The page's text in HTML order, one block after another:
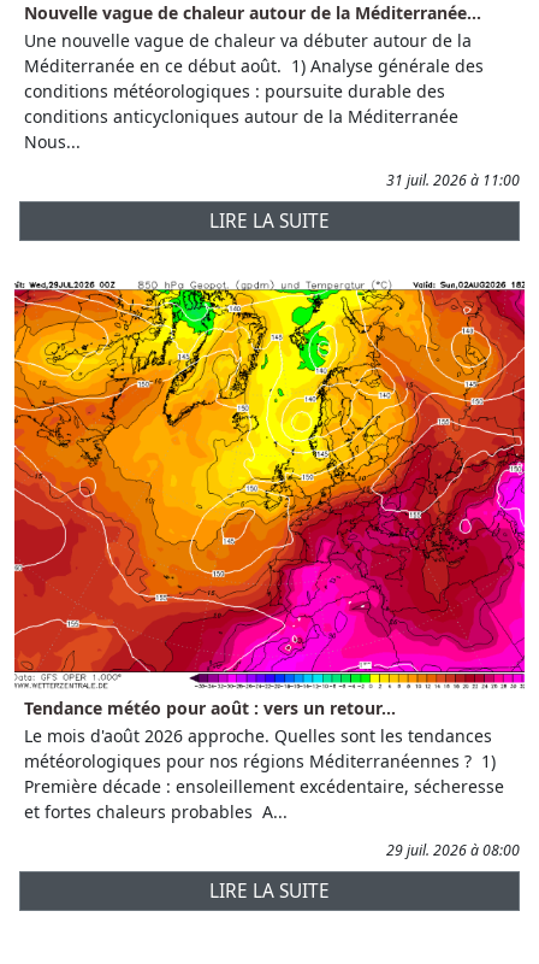
Nouvelle vague de chaleur autour de la Méditerranée...
Une nouvelle vague de chaleur va débuter autour de la
Méditerranée en ce début août. 1) Analyse générale des
conditions météorologiques : poursuite durable des
conditions anticycloniques autour de la Méditerranée
Nous...
31 juil. 2026 à 11:00
LIRE LA SUITE
Tendance météo pour août : vers un retour...
Le mois d'août 2026 approche. Quelles sont les tendances
météorologiques pour nos régions Méditerranéennes ? 1)
Première décade : ensoleillement excédentaire, sécheresse
et fortes chaleurs probables A...
29 juil. 2026 à 08:00
LIRE LA SUITE